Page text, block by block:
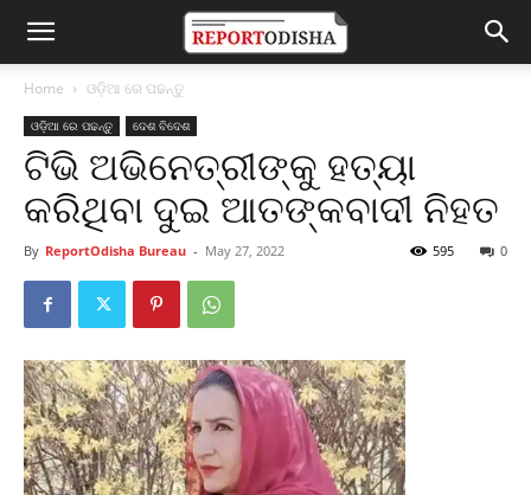
Home ଓଡ଼ିଆ ରେ ପଢନ୍ତୁ
ଓଡ଼ିଆ ରେ ପଢନ୍ତୁ ଦେଶ ବିଦେଶ
ଟିଭି ଅଭିନେତ୍ରୀଙ୍କୁ ହତ୍ୟା
କରିଥିବା ଦୁଇ ଆତଙ୍କବାଦୀ ନିହତ
By ReportOdisha Bureau - May 27, 2022 0
595